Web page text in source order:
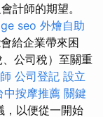
計師的期望。
seo 外燴自助
給企業帶來困
公司稅）至關重
公司登記 設立
中按摩推薦 關鍵
，以便從一開始